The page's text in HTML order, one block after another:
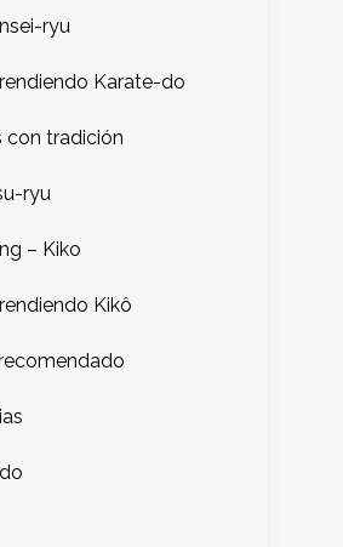
ryu
Karate-do
con tradición
ryu
– Kiko
Kikô